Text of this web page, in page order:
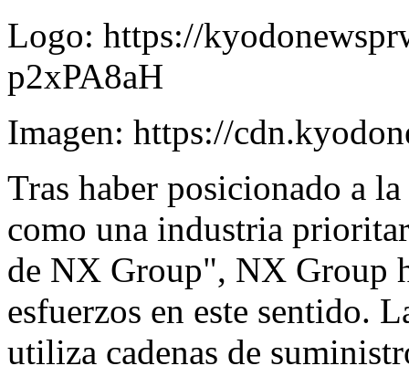
Logo: https://
p2xPA8aH
Imagen: https://
Tras haber posicionado a
como una industria
de NX Group", NX Group
esfuerzos en este sentido.
utiliza cadenas de